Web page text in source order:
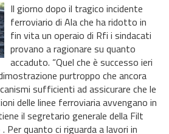
Il giorno dopo il tragico incidente
ferroviario di Ala che ha ridotto in
fin vita un operaio di Rfi i sindacati
provano a ragionare su quanto
accaduto. “Quel che è successo ieri
purtroppo che ancora
sufficienti ad assicurare che le
delle linee ferroviaria avvengano in
il segretario generale della Filt
Per quanto ci riguarda a lavori in